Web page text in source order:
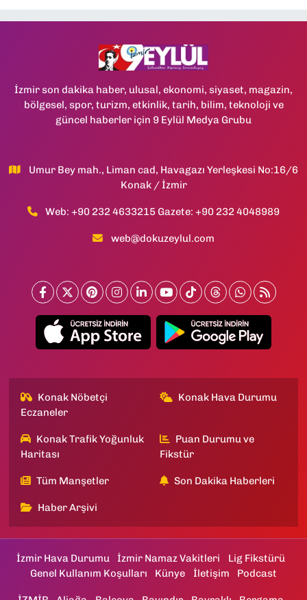
İzmir son dakika haber, ulusal, ekonomi, siyaset, magazin,
bölgesel, spor, turizm, etkinlik, tarih, bilim, teknoloji ve
güncel haberler için 9 Eylül Medya Grubu
Umur Bey mah., Liman cad, Havagazı Yerleşkesi No:16/6
Konak / İzmir
Web: +90 232 4633215 Gazete: +90 232 4048989
web@dokuzeylul.com
Konak Nöbetçi
Eczaneler
Konak Hava Durumu
Konak Trafik Yoğunluk
Haritası
Puan Durumu ve
Fikstür
Tüm Manşetler Son Dakika Haberleri
Haber Arşivi
İzmir Hava Durumu İzmir Namaz Vakitleri
Lig Fikstürü
Genel Kullanım Koşulları
Künye İletişim Podcast